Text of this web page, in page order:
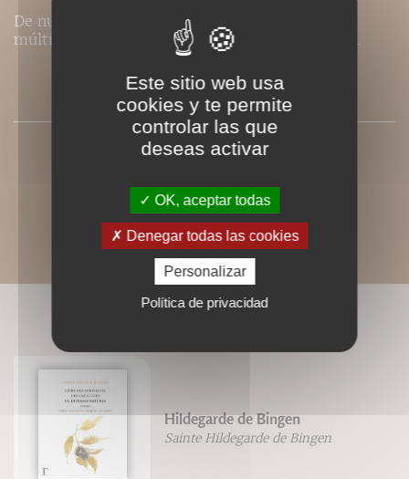
De nuevo independiente, Jean Rey prosigue sus
múltiples actividades en el campo de la imagen.
PRESSE
Hildegarde de Bingen
Sainte Hildegarde de Bingen
Este sitio web usa
cookies y te permite
controlar las que
deseas activar
OK, aceptar todas
Denegar todas las cookies
Personalizar
Política de privacidad